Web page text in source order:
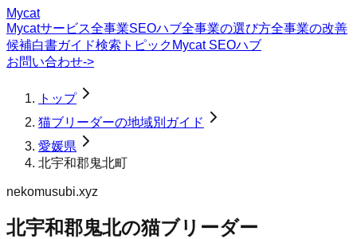
Mycat
Mycatサービス全事業SEOハブ全事業の選び方全事業の改善
候補白書ガイド検索トピック Mycat SEOハブ
お問い合わせ->
トップ
猫ブリーダーの地域別ガイド
愛媛県
北宇和郡鬼北町
nekomusubi.xyz
北宇和郡鬼北の猫ブリーダー